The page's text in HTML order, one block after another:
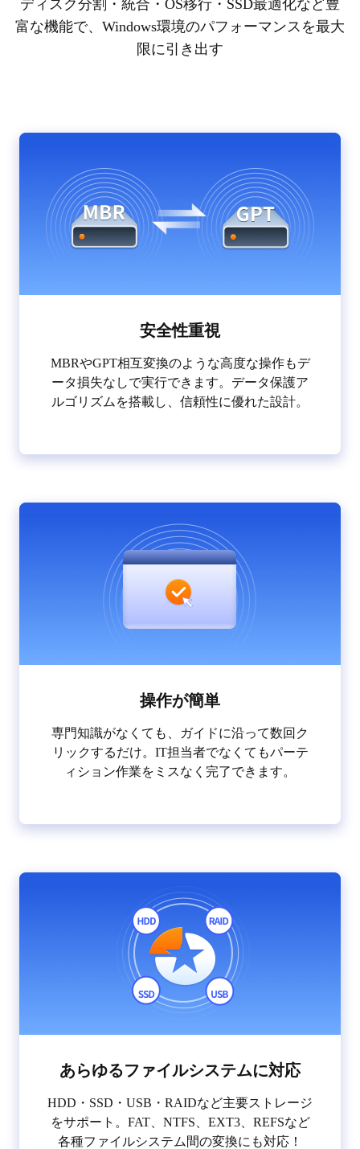
ディスク分割・統合・OS移行・SSD最適化など豊
富な機能で、Windows環境のパフォーマンスを最大
限に引き出す
安全性重視
MBRやGPT相互変換のような高度な操作もデ
ータ損失なしで実行できます。データ保護ア
ルゴリズムを搭載し、信頼性に優れた設計。
操作が簡単
専門知識がなくても、ガイドに沿って数回ク
リックするだけ。IT担当者でなくてもパーテ
ィション作業をミスなく完了できます。
あらゆるファイルシステムに対応
HDD・SSD・USB・RAIDなど主要ストレージ
をサポート。FAT、NTFS、EXT3、REFSなど
各種ファイルシステム間の変換にも対応！